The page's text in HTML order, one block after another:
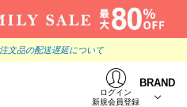
文品の配送遅延について
ログイン
新規会員登録
BRAND